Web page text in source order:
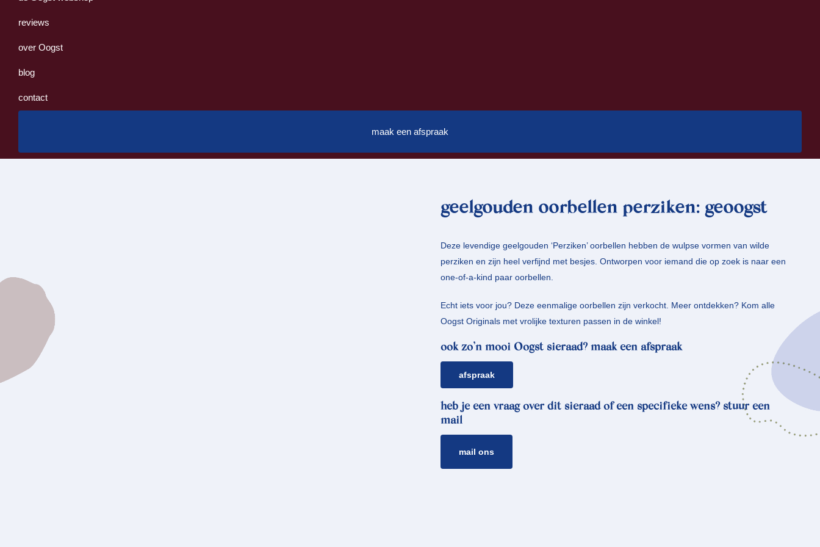
reviews
over Oogst
blog
contact
maak een afspraak
geelgouden oorbellen perziken: geoogst
Deze levendige geelgouden ‘Perziken’ oorbellen hebben de wulpse vormen van wilde
perziken en zijn heel verfijnd met besjes. Ontworpen voor iemand die op zoek is naar een
one-of-a-kind paar oorbellen.
Echt iets voor jou? Deze eenmalige oorbellen zijn verkocht. Meer ontdekken? Kom alle
Oogst Originals met vrolijke texturen passen in de winkel!
ook zo’n mooi Oogst sieraad? maak een afspraak
afspraak
heb je een vraag over dit sieraad of een specifieke wens? stuur een
mail
mail ons